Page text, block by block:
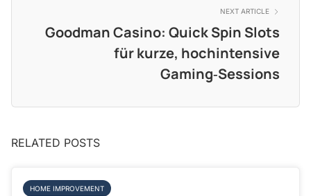
NEXT ARTICLE
Goodman Casino: Quick Spin Slots
für kurze, hochintensive
Gaming‑Sessions
RELATED POSTS
HOME IMPROVEMENT